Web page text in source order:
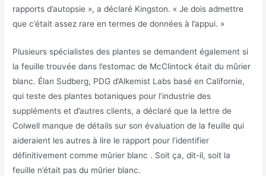
rapports d’autopsie », a déclaré Kingston. « Je dois admettre
que c’était assez rare en termes de données à l’appui. »
Plusieurs spécialistes des plantes se demandent également si
la feuille trouvée dans l’estomac de McClintock était du mûrier
blanc. Élan Sudberg, PDG d’Alkemist Labs basé en Californie,
qui teste des plantes botaniques pour l’industrie des
suppléments et d’autres clients, a déclaré que la lettre de
Colwell manque de détails sur son évaluation de la feuille qui
aideraient les autres à lire le rapport pour l’identifier
définitivement comme mûrier blanc . Soit ça, dit-il, soit la
feuille n’était pas du mûrier blanc.